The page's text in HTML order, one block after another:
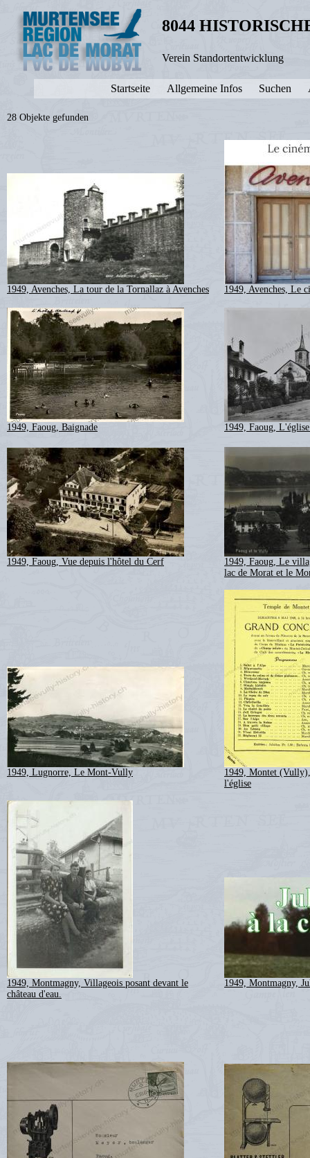
8044
Verein Standortentwicklung
Startseite Allgemeine Infos Suchen
28 Objekte gefunden
1949, Avenches, La tour de la Tornallaz à Avenches 1949, Avenches, Le
1949, Faoug, Baignade 1949, Faoug,
1949, Faoug, Vue depuis l'hôtel du Cerf
1949, Faoug, Le
lac de Morat et le
1949, Lugnorre, Le Mont-Vully
1949, Montet
l'église
1949, Montmagny, Villageois posant devant le
château d'eau.
1949, Montmagny,